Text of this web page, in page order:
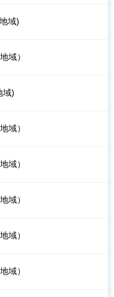
域)
域）
域)
域）
域）
域）
域）
域）